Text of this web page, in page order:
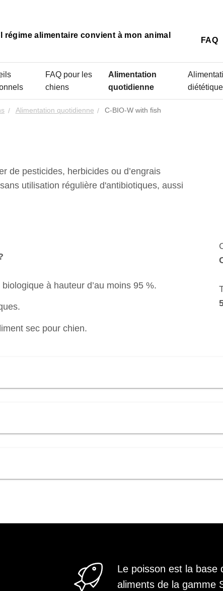
régime alimentaire convient à mon animal
FAQ
FAQ pour les
chiens
Alimentation
quotidienne
diététique
Alimentation quotidienne C-BIO-W with fish
de pesticides, herbicides ou d’engrais
utilisation régulière d'antibiotiques, aussi
à hauteur d’au moins 95 %.
sec pour chien.
Le poisson est la base
aliments de la gamme